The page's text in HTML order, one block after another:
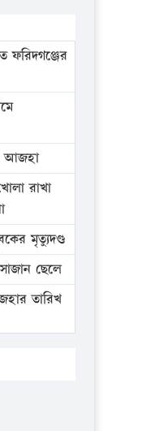
ফরিদগঞ্জের
আজহা
রাখা
মৃত্যুদণ্ড
ছেলে
তারিখ